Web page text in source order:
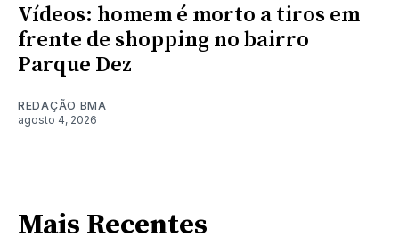
Vídeos: homem é morto a tiros em
frente de shopping no bairro
Parque Dez
REDAÇÃO BMA
agosto 4, 2026
Mais Recentes